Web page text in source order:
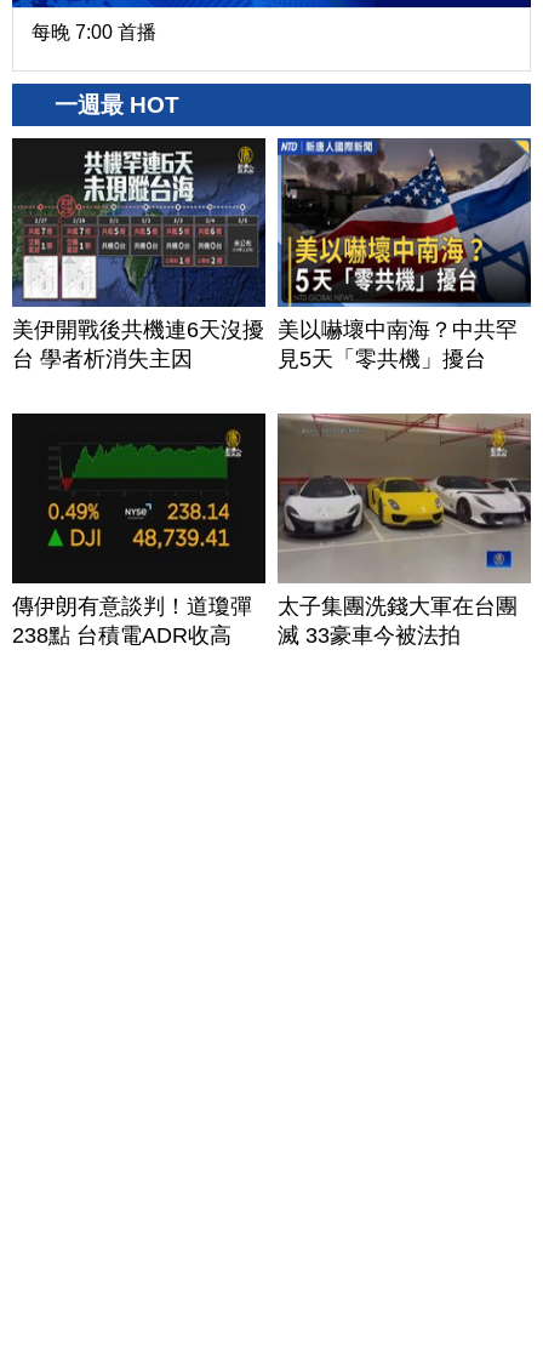
每晚 7:00 首播
一週最 HOT
美伊開戰後共機連6天沒擾
台 學者析消失主因
美以嚇壞中南海？中共罕
見5天「零共機」擾台
傳伊朗有意談判！道瓊彈
238點 台積電ADR收高
太子集團洗錢大軍在台團
滅 33豪車今被法拍